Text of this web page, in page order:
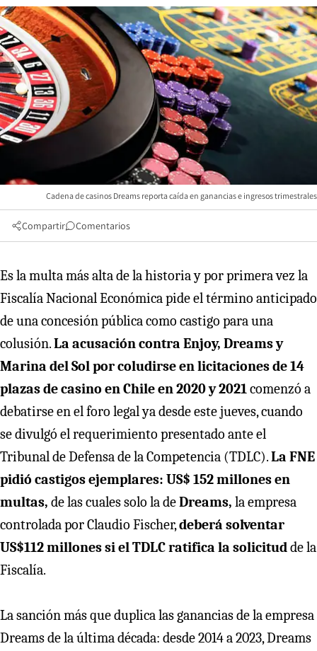
Cadena de casinos Dreams reporta caída en ganancias e ingresos trimestrales
Compartir Comentarios
Es la multa más alta de la historia y por primera vez la
Fiscalía Nacional Económica pide el término anticipado
de una concesión pública como castigo para una
colusión.La acusación contra Enjoy, Dreams y
Marina del Sol por coludirse en licitaciones de 14
plazas de casino en Chile en 2020 y 2021comenzó a
debatirse en el foro legal ya desde este jueves, cuando
se divulgó el requerimiento presentado ante el
Tribunal de Defensa de la Competencia (TDLC).La FNE
pidió castigos ejemplares: US$ 152 millones en
multas, de las cuales solo la deDreams, la empresa
controlada por Claudio Fischer,deberá solventar
US$112 millones si el TDLC ratifica la solicitudde la
Fiscalía.
La sanción más que duplica las ganancias de la empresa
Dreams de la última década: desde 2014 a 2023, Dreams